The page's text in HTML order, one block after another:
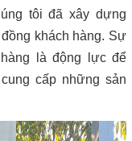
tôi đã xây dựng
khách hàng. Sự
là động lực để
cấp những sản